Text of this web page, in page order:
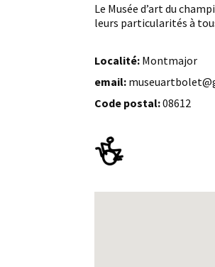
Le Musée d’art du
leurs particularités à
Localité: Montmajor
email:
Code postal:08612